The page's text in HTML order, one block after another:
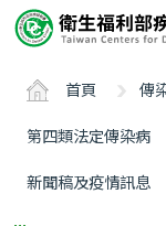
要
ALT+C
首頁 傳
第四類法定傳染病
新聞稿及疫情訊息